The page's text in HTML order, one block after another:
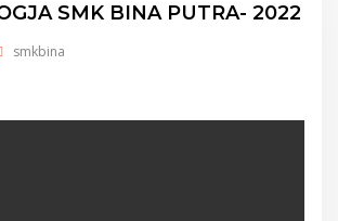
SMK BINA PUTRA- 2022
smkbina